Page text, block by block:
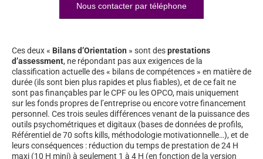
Nous contacter par téléphone
Ces deux « Bilans d’Orientation » sont desprestations
d’assessment, ne répondant pas aux exigences de la
classification actuelle des « bilans de compétences » en matière de
durée (ils sont bien plus rapides et plus fiables), et de ce fait ne
sont pas finançables par le CPF ou les OPCO, mais uniquement
sur les fonds propres de l’entreprise ou encore votre financement
personnel. Ces trois seules différences venant de la puissance des
outils psychométriques et digitaux (bases de données de profils,
Référentiel de 70 softs kills, méthodologie motivationnelle…), et de
leurs conséquences : réduction du temps de prestation de 24 H
maxi (10 H mini) à seulement 1 à 4 H (en fonction de la version